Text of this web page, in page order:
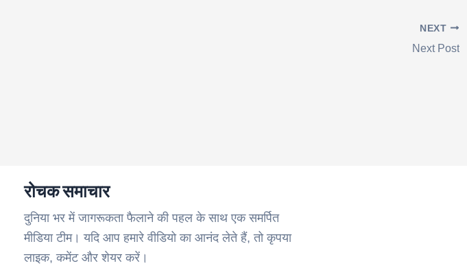
NEXT
Next Post
रोचक समाचार
दुनिया भर में जागरूकता फैलाने की पहल के साथ एक समर्पित
मीडिया टीम। यदि आप हमारे वीडियो का आनंद लेते हैं, तो कृपया
लाइक, कमेंट और शेयर करें।